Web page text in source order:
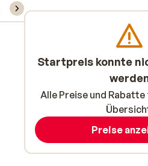
Skipass/Kurse/Material
Startpreis konnte
Alle Preise und Rabatte
Preise